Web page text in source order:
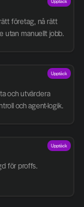
företag, nå rätt
utan manuellt jobb.
och utvärdera
och agent-logik.
Upptäck
för proffs.
Upptäck